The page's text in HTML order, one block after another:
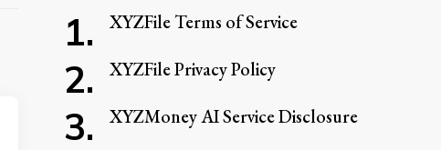
XYZFile Terms of Service
XYZFile Privacy Policy
XYZMoney AI Service Disclosure